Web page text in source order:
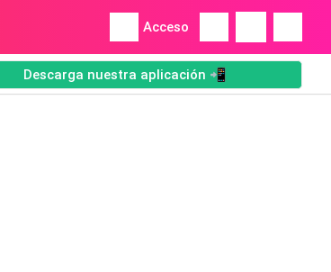
Acceso
Descarga nuestra aplicación 📲